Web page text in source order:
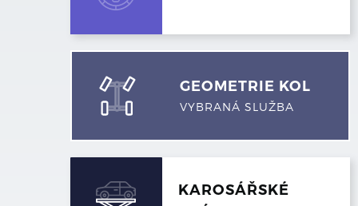
GEOMETRIE KOL
VYBRANÁ SLUŽBA
KAROSÁŘSKÉ